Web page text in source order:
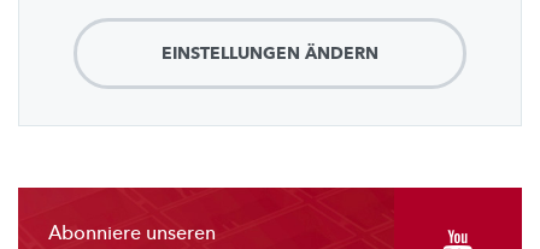
EINSTELLUNGEN ÄNDERN
Abonniere unseren